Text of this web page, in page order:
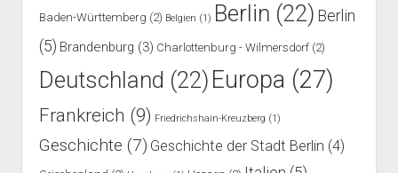
Baden-Württemberg (2) Belgien (1) Berlin (22) Berlin
(5) Brandenburg (3) Charlottenburg - Wilmersdorf(2)
Deutschland (22) Europa (27)
Frankreich (9) Friedrichshain-Kreuzberg (1)
Geschichte (7) Geschichte der Stadt Berlin (4)